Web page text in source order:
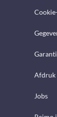
Afdruk
Jobs